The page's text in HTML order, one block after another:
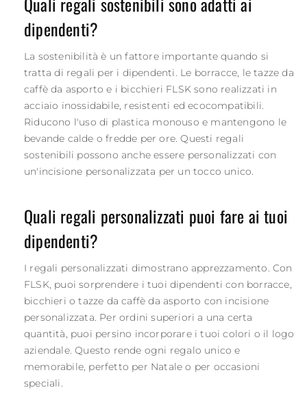
dipendenti?
La sostenibilità è un fattore importante quando si
tratta di regali per i dipendenti. Le borracce, le tazze da
caffè da asporto e i bicchieri FLSK sono realizzati in
acciaio inossidabile, resistenti ed ecocompatibili.
Riducono l'uso di plastica monouso e mantengono le
bevande calde o fredde per ore. Questi regali
sostenibili possono anche essere personalizzati con
un'incisione personalizzata per un tocco unico.
Quali regali personalizzati puoi fare ai tuoi
dipendenti?
I regali personalizzati dimostrano apprezzamento. Con
FLSK, puoi sorprendere i tuoi dipendenti con borracce,
bicchieri o tazze da caffè da asporto con incisione
personalizzata. Per ordini superiori a una certa
quantità, puoi persino incorporare i tuoi colori o il logo
aziendale. Questo rende ogni regalo unico e
memorabile, perfetto per Natale o per occasioni
speciali.